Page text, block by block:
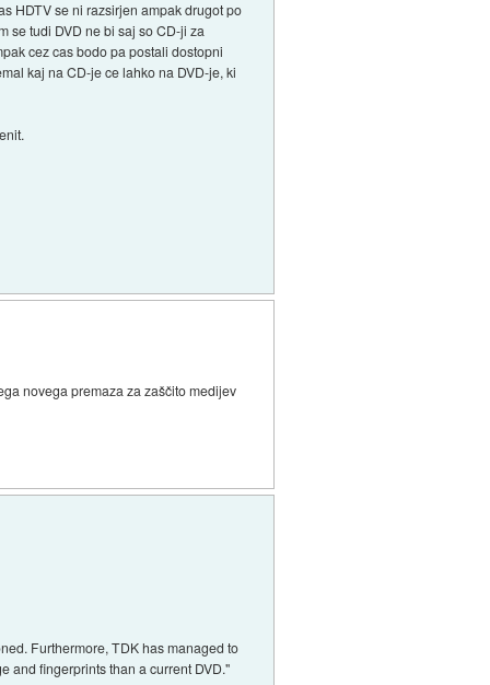
HDTV se ni razsirjen ampak drugot po
se tudi DVD ne bi saj so CD-ji za
cez cas bodo pa postali dostopni
kaj na CD-je ce lahko na DVD-je, ki
novega premaza za zaščito medijev
Furthermore, TDK has managed to
and fingerprints than a current DVD."